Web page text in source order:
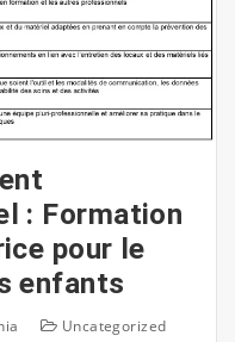
: Formation
pour le
enfants
Uncategorized